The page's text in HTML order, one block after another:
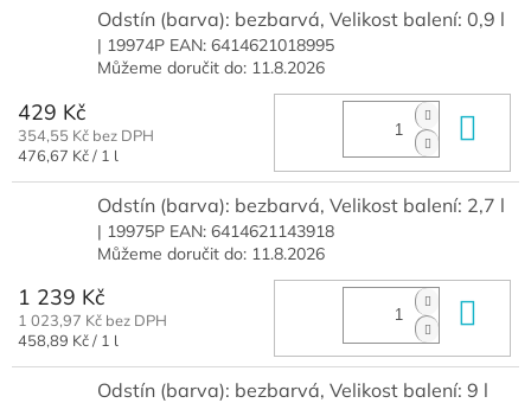
Odstín (barva): bezbarvá, Velikost balení: 0,9 l
| 19974P EAN: 6414621018995
Můžeme doručit do: 11.8.2026
429 Kč
354,55 Kč bez DPH
Měrná
476,67 Kč / 1 l
Odstín (barva): bezbarvá, Velikost balení: 2,7 l
| 19975P EAN: 6414621143918
Můžeme doručit do: 11.8.2026
1 239 Kč
1 023,97 Kč bez DPH
Měrná
458,89 Kč / 1 l
Odstín (barva): bezbarvá, Velikost balení: 9 l